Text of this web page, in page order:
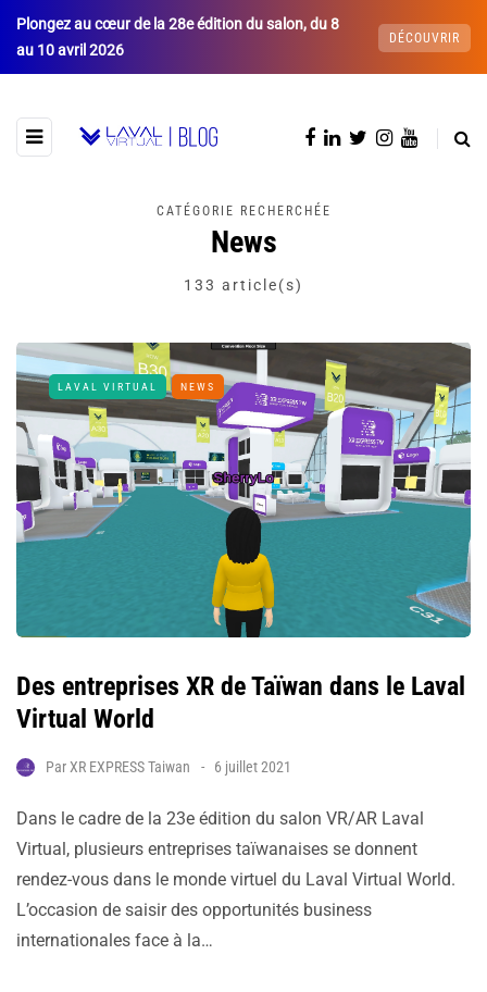
Plongez au cœur de la 28e édition du salon, du 8
au 10 avril 2026
DÉCOUVRIR
CATÉGORIE RECHERCHÉE
News
133 article(s)
LAVAL VIRTUAL NEWS
Des entreprises XR de Taïwan dans le Laval
Virtual World
ParXR EXPRESS Taiwan 6 juillet 2021
Dans le cadre de la 23e édition du salon VR/AR Laval
Virtual, plusieurs entreprises taïwanaises se donnent
rendez-vous dans le monde virtuel du Laval Virtual World.
L’occasion de saisir des opportunités business
internationales face à la…